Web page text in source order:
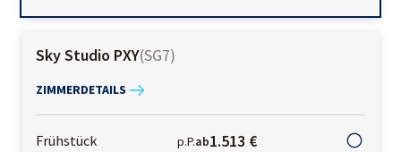
Sky Studio PXY(SG7)
ZIMMERDETAILS
Frühstück p.P.ab1.513 €